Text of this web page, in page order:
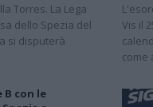
Torres. La Lega
dello Spezia del
si disputerà
Vis il
come
B con le